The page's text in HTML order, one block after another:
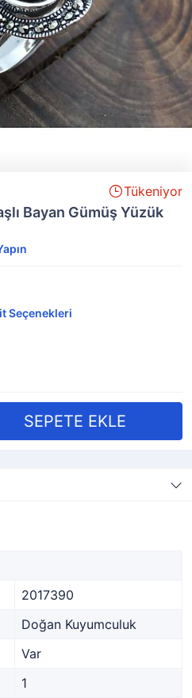
Tükeniyor
Bayan Gümüş Yüzük
Seçenekleri
2017390
Doğan Kuyumculuk
Var
1